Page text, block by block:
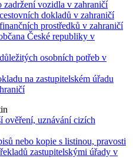
zadržení vozidla v zahraničí
dokladů v zahraničí
prostředků v zahraničí
České republiky v
osobních potřeb v
na zastupitelském úřadu
ověření, uznávání cizích
nebo kopie s listinou, pravosti
zastupitelskými úřady v